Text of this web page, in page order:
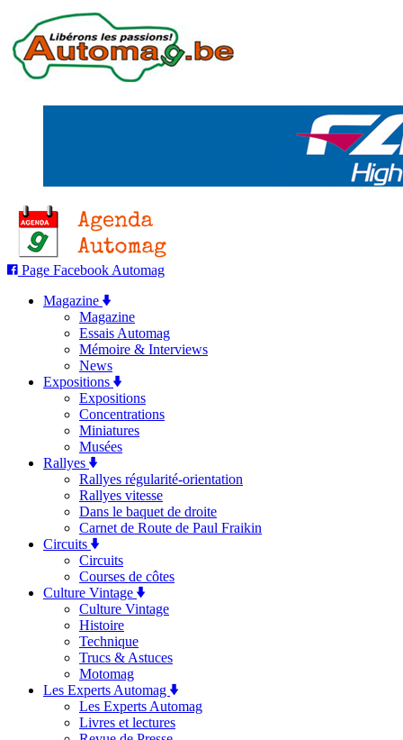
Page Facebook Automag
Magazine
Magazine
Essais Automag
Mémoire & Interviews
News
Expositions
Expositions
Concentrations
Miniatures
Musées
Rallyes
Rallyes régularité-orientation
Rallyes vitesse
Dans le baquet de droite
Carnet de Route de Paul Fraikin
Circuits
Circuits
Courses de côtes
Culture Vintage
Culture Vintage
Histoire
Technique
Trucs & Astuces
Motomag
Les Experts Automag
Les Experts Automag
Livres et lectures